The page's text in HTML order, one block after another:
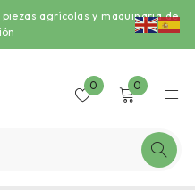
agrícolas y maquinaria de
0 0